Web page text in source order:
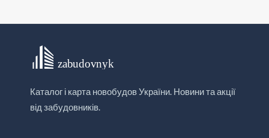
Каталог і карта новобудов України. Новини та акції
від забудовників.